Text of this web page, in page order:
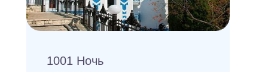
1001 Ночь